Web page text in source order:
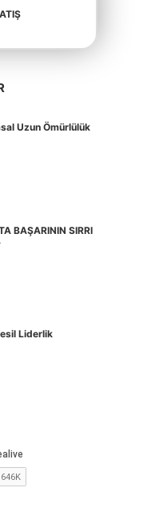
Uzun Ömürlülük
BAŞARININ SIRRI
Liderlik